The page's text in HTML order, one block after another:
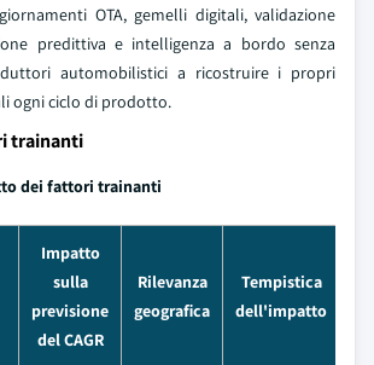
OTA, gemelli digitali, validazione
predittiva e intelligenza a bordo senza
automobilistici a ricostruire i propri
ogni ciclo di prodotto.
trainanti
dei fattori trainanti
Impatto
sulla
previsione
del CAGR
Rilevanza
geografica
Tempistica
dell'impatto